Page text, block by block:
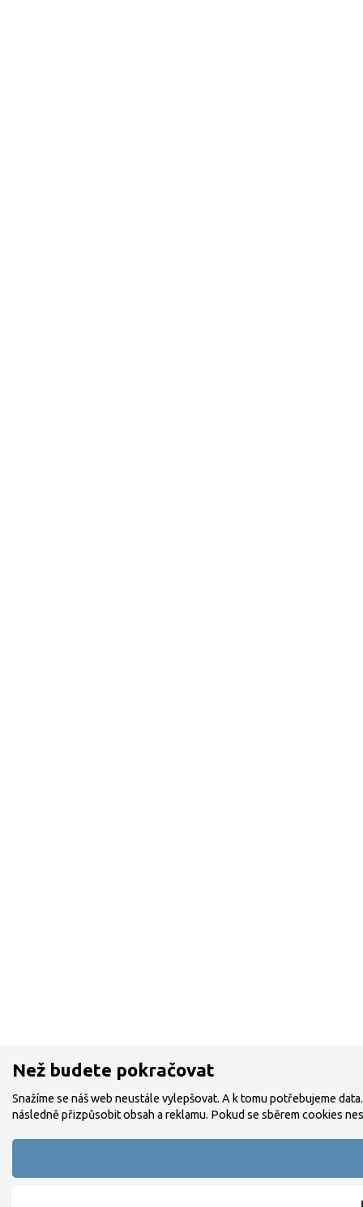
Než budete pokračovat
Snažíme se náš web neustále vylepšovat. A k tomu potřebujeme
následně přizpůsobit obsah a reklamu. Pokud se sběrem cookies